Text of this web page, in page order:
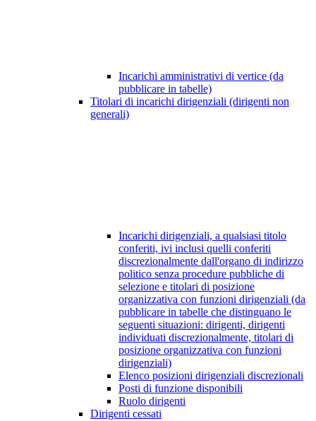
Incarichi amministrativi di vertice (da
pubblicare in tabelle)
Titolari di incarichi dirigenziali (dirigenti non
generali)
Incarichi dirigenziali, a qualsiasi titolo
conferiti, ivi inclusi quelli conferiti
discrezionalmente dall'organo di indirizzo
politico senza procedure pubbliche di
selezione e titolari di posizione
organizzativa con funzioni dirigenziali (da
pubblicare in tabelle che distinguano le
seguenti situazioni: dirigenti, dirigenti
individuati discrezionalmente, titolari di
posizione organizzativa con funzioni
dirigenziali)
Elenco posizioni dirigenziali discrezionali
Posti di funzione disponibili
Ruolo dirigenti
Dirigenti cessati